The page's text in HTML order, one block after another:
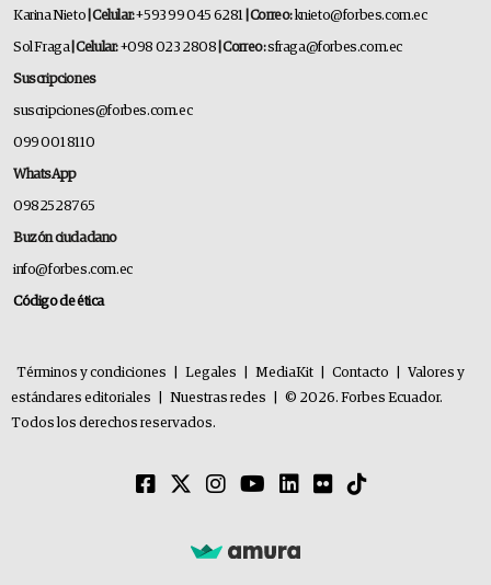
Karina Nieto | Celular:+593 99 045 6281 | Correo:knieto@forbes.com.ec
Sol Fraga| Celular:+098 023 2808 | Correo:sfraga@forbes.com.ec
Suscripciones
suscripciones@forbes.com.ec
099 001 8110
WhatsApp
0982528765
Buzón ciudadano
info@forbes.com.ec
Código de ética
Términos y condiciones Legales MediaKit Contacto
Valores y
estándares editoriales
Nuestras redes
© 2026. Forbes Ecuador.
Todos los derechos reservados.